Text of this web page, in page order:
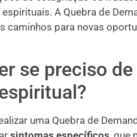
A Quebra de
caminhos para novas
se preciso
uma Quebra de